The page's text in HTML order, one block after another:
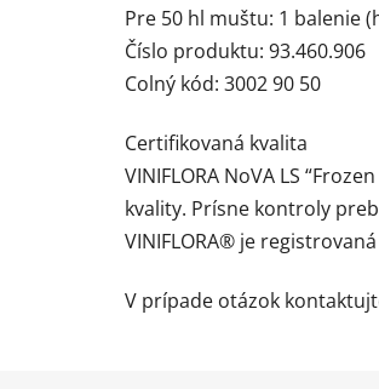
Pre 50 hl muštu: 1 balenie
Číslo produktu: 93.460.906
Colný kód: 3002 90 50
Certifikovaná kvalita
VINIFLORA NoVA LS
kvality. Prísne kontroly
VINIFLORA® je
V prípade otázok